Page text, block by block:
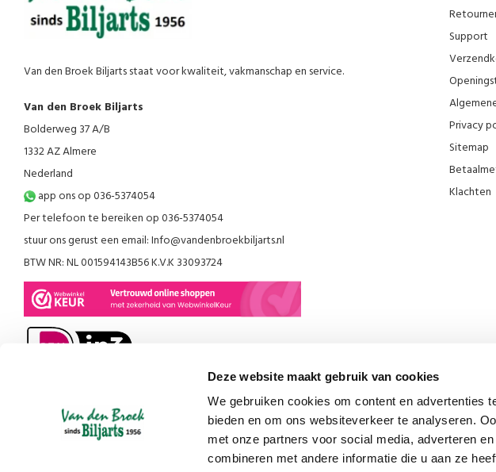
Deze website maakt gebruik van cookies
We gebruiken cookies om content en advertenties
bieden en om ons websiteverkeer te analyseren.
met onze partners voor social media, adverteren
combineren met andere informatie die u aan ze
Van den Broek Biljarts staat voor kwaliteit, vakmanschap en service.
Van den Broek Biljarts
Bolderweg 37 A/B
1332 AZ Almere
Nederland
app ons op 036-5374054
Per telefoon te bereiken op 036-5374054
stuur ons gerust een email:Info@vandenbroekbiljarts.nl
BTW NR: NL 001594143B56 K.V.K 33093724
Support
Privacy
Sitemap
Klachten